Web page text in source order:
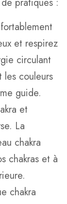
et respirez
circulant
les couleurs
guide.
et
La
chakra
chakras et à
chakra